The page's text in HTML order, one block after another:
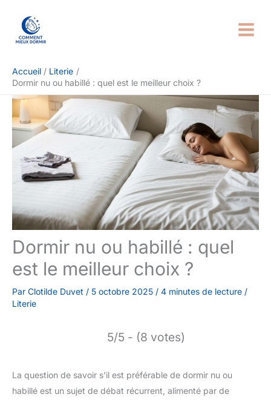
contenu
Accueil
Literie
Dormir nu ou habillé : quel est le meilleur choix ?
Dormir nu ou habillé : quel
est le meilleur choix ?
Par Clotilde Duvet / 5 octobre 2025 / 4 minutes de lecture /
Literie
5/5 - (8 votes)
La question de savoir s’il est préférable de dormir nu ou
habillé est un sujet de débat récurrent, alimenté par de